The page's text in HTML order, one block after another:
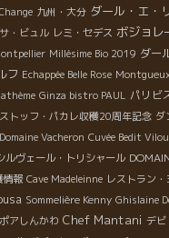
九州・大分 ダール・エ・
・ビュル レミ・セデス ボジョレ
Millésime Bio 2019 ダー
フ Echappée Belle Rose
Ginza bistro PAUL パリビ
トッフ・パカレ収穫20周年記念 ダ
Domaine Vacheron Cuvée Bedit Vilou
ルヴェール・トリシャール
報 Cave Madeleinne レストラン
Sommelière Kenny Ghislaine
アしんかわ Chef Mantani デビ